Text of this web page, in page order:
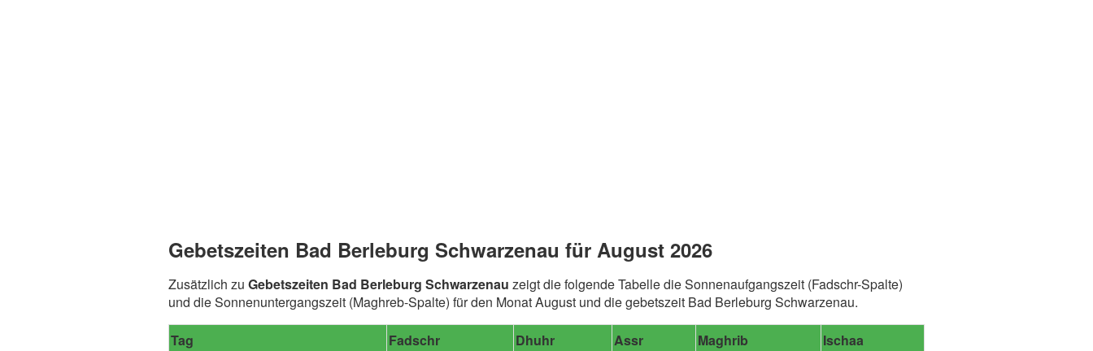
Gebetszeiten Bad Berleburg Schwarzenau für August 2026
Zusätzlich zu Gebetszeiten Bad Berleburg Schwarzenau zeigt die folgende Tabelle die Sonnenaufgangszeit (Fadschr-Spalte)
und die Sonnenuntergangszeit (Maghreb-Spalte) für den Monat August und die gebetszeit Bad Berleburg Schwarzenau.
Tag Fadschr Dhuhr Assr Maghrib
Ischaa